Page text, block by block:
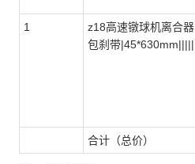
1
z18高速镦球机离合器
包刹带|45*630mm|||||
合计（总价）